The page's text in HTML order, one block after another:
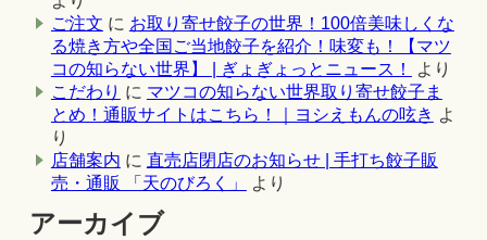
ご注文 に お取り寄せ餃子の世界！100倍美味しくな
る焼き方や全国ご当地餃子を紹介！味変も！【マツ
コの知らない世界】 | ぎょぎょっとニュース！
より
こだわり に マツコの知らない世界取り寄せ餃子ま
とめ！通販サイトはこちら！｜ヨシえもんの呟き よ
り
店舗案内 に 直売店閉店のお知らせ | 手打ち餃子販
売・通販 「天のびろく」
より
アーカイブ